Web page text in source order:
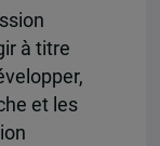
à titre
et les